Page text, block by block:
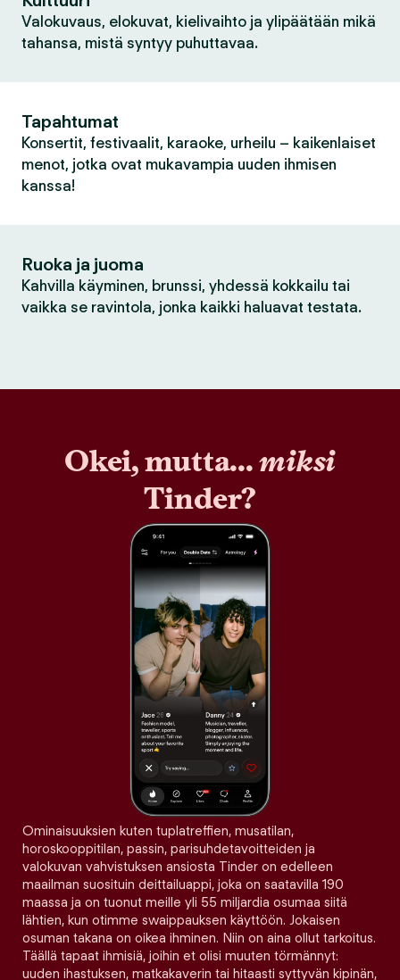
Valokuvaus, elokuvat, kielivaihto ja ylipäätään mikä
tahansa, mistä syntyy puhuttavaa.
Tapahtumat
Konsertit, festivaalit, karaoke, urheilu – kaikenlaiset
menot, jotka ovat mukavampia uuden ihmisen
kanssa!
Ruoka ja juoma
Kahvilla käyminen, brunssi, yhdessä kokkailu tai
vaikka se ravintola, jonka kaikki haluavat testata.
Okei, mutta...miksi
Tinder?
Ominaisuuksien kuten tuplatreffien, musatilan,
horoskooppitilan, passin, parisuhdetavoitteiden ja
valokuvan vahvistuksen ansiosta Tinder on edelleen
maailman suosituin deittailuappi, joka on saatavilla 190
maassa ja on tuonut meille yli 55 miljardia osumaa siitä
lähtien, kun otimme swaippauksen käyttöön. Jokaisen
osuman takana on oikea ihminen. Niin on aina ollut tarkoitus.
Täällä tapaat ihmisiä, joihin et olisi muuten törmännyt:
uuden ihastuksen, matkakaverin tai hitaasti syttyvän kipinän,